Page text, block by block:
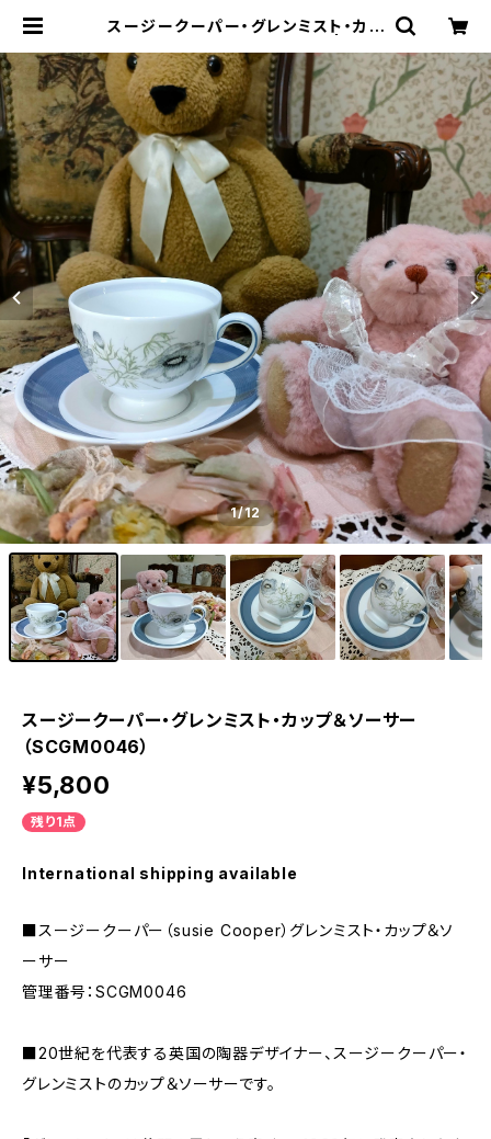
スージークーパー・グレンミスト・カッ
ery Miko-Nonno：スージークーパ
ー・サルグミンヌなど、アンティーク・ラ
イフを提案！
1/12
スージークーパー・グレンミスト・カップ＆ソーサー
（SCGM0046）
¥5,800
残り1点
International shipping available
■スージークーパー（susie Cooper）グレンミスト・カップ＆ソ
ーサー
管理番号：SCGM0046
■20世紀を代表する英国の陶器デザイナー、スージークーパー・
グレンミストのカップ＆ソーサーです。